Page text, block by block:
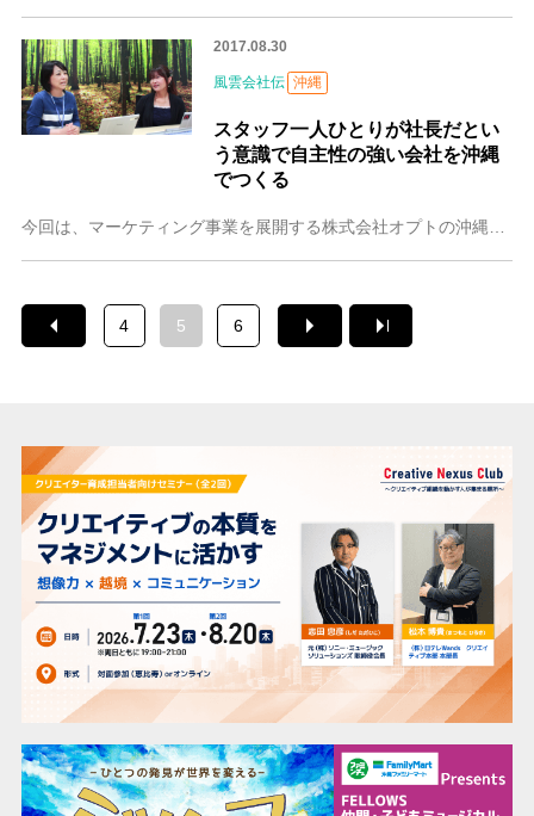
2017.08.30
風雲会社伝 沖縄
スタッフ一人ひとりが社長だとい
う意識で自主性の強い会社を沖縄
でつくる
4 5 6